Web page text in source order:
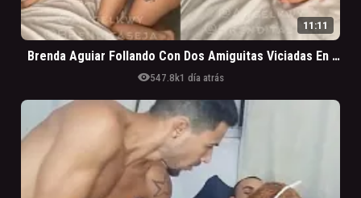
11:11
Brenda Aguiar Follando Con Dos Amiguitas Viciadas En Buceta
visibility547.8k1 día atrás